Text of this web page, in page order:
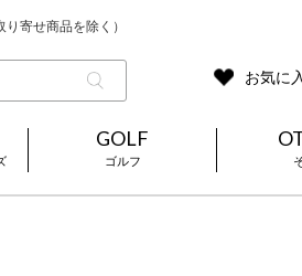
寄せ商品を除く）
お気に
GOLF
ゴルフ